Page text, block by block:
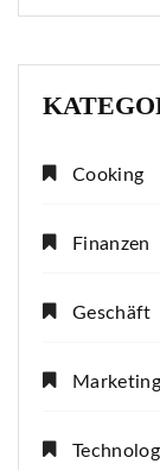
Cooking
Finanzen
Geschäft
Marketing